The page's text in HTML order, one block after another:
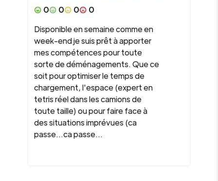
0
0 0
0
Disponible en semaine comme en
week-end je suis prêt à apporter
mes compétences pour toute
sorte de déménagements. Que ce
soit pour optimiser le temps de
chargement, l'espace (expert en
tetris réel dans les camions de
toute taille) ou pour faire face à
des situations imprévues (ca
passe...ca passe...